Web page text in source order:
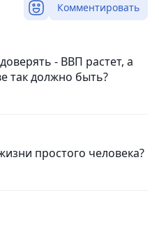
Комментировать
- ВВП растет, а
так должно быть?
простого человека?